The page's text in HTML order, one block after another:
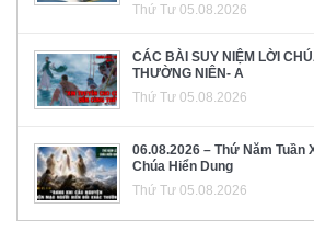
Thứ Tư 05.08.2026
CÁC BÀI SUY NIỆM LỜI
THƯỜNG NIÊN- A
Thứ Tư 05.08.2026
06.08.2026 – Thứ Năm Tuần
Chúa Hiển Dung
Thứ Tư 05.08.2026